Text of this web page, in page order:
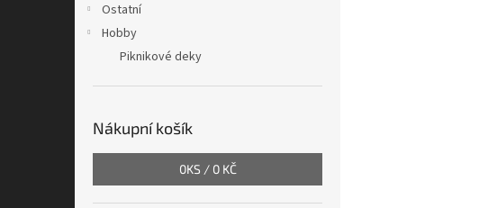
Ostatní
Hobby
Piknikové deky
Nákupní košík
0KS / 0 KČ